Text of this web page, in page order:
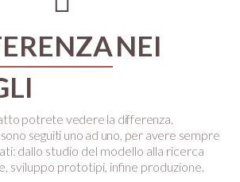
NEI
potrete vedere la differenza.
seguiti uno ad uno, per avere sempre
dallo studio del modello alla ricerca
sviluppo prototipi, infine produzione.